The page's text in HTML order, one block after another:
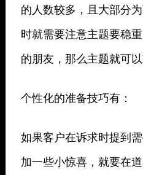
的人数较多，且大部分
时就需要注意主题要稳
的朋友，那么主题就可以
个性化的准备技巧有：
如果客户在诉求时提到
加一些小惊喜，就要在